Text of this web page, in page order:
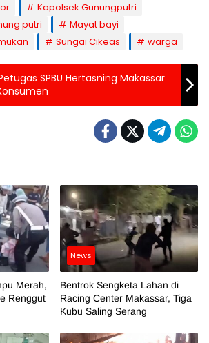
Kapolsek Gunungputri
putri
Mayat bayi
Sungai Cikeas warga
SPBU Hertasning Makassar
Merah,
Renggut
News
Bentrok Sengketa Lahan di
Racing Center Makassar, Tiga
Kubu Saling Serang